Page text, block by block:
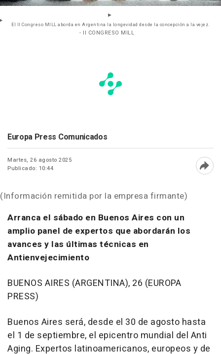
El II Congreso MILL aborda en Argentina la longevidad desde la concepción a la vejez.
- II CONGRESO MILL
Europa Press Comunicados
Martes, 26 agosto 2025
Publicado: 10:44
(Información remitida por la empresa firmante)
Arranca el sábado en Buenos Aires con un
amplio panel de expertos que abordarán los
avances y las últimas técnicas en
Antienvejecimiento
BUENOS AIRES (ARGENTINA), 26 (EUROPA
PRESS)
Buenos Aires será, desde el 30 de agosto hasta
el 1 de septiembre, el epicentro mundial del Anti
Aging. Expertos latinoamericanos, europeos y de